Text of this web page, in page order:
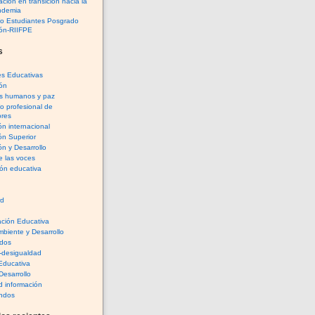
Estudiantes Posgrado
RIIFPE
Educativas
humanos y paz
profesional de
internacional
Superior
y Desarrollo
las voces
educativa
Educativa
y Desarrollo
información